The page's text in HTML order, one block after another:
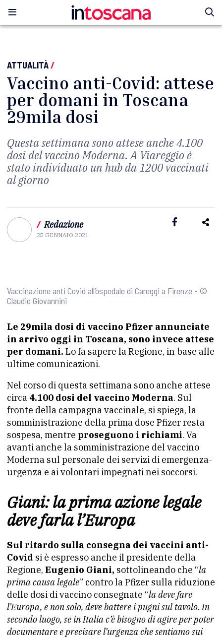
ATTUALITÀ/
Vaccino anti-Covid: attese
per domani in Toscana
29mila dosi
Questa settimana sono attese anche 4.100
dosi del vaccino Moderna. A Viareggio è
stato individuato un hub da 1200 vaccinati
al giorno
/ Redazione
25 GENNAIO 2021
Vaccinazione anti Covid all’ospedale di Careggi a Firenze - ©
Claudio Giovannini
Le 29mila dosi di vaccino Pfizer annunciate
in arrivo oggi in Toscana, sono invece attese
per domani. Lo fa sapere la Regione, in base alle
ultime comunicazioni.
Nel corso di questa settimana sono anche attese
circa 4.100 dosi del vaccino Moderna. Sul
fronte della campagna vaccinale, si spiega, la
somministrazione della prima dose Pfizer resta
sospesa, mentre proseguono i richiami. Va
avanti anche la somministrazione del vaccino
Moderna sul personale dei servizi di emergenza-
urgenza e ai volontari impegnati nei soccorsi.
Giani: la prima azione legale
deve farla l’Europa
Sul ritardo sulla consegna dei vaccini anti-
Covid si è espresso anche il presidente della
Regione, Eugenio Giani, sottolineando che “la
prima causa legale” contro la Pfizer sulla riduzione
delle dosi di vaccino consegnate “la deve fare
l’Europa, e non solo, deve battere i pugni sul tavolo. In
secondo luogo, se in Italia c’è bisogno di agire per poter
documentare e precisare l’urgenza che sentiamo sui